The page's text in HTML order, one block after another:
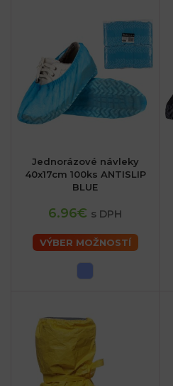
Jednorázové návleky
40x17cm 100ks ANTISLIP
BLUE
6.96€ s DPH
VÝBER MOŽNOSTÍ